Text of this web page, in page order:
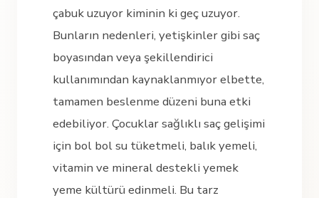
çabuk uzuyor kiminin ki geç uzuyor.
Bunların nedenleri, yetişkinler gibi saç
boyasından veya şekillendirici
kullanımından kaynaklanmıyor elbette,
tamamen beslenme düzeni buna etki
edebiliyor. Çocuklar sağlıklı saç gelişimi
için bol bol su tüketmeli, balık yemeli,
vitamin ve mineral destekli yemek
yeme kültürü edinmeli. Bu tarz